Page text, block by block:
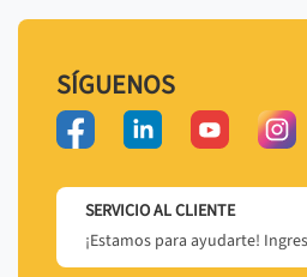
SÍGUENOS
SERVICIO AL CLIENTE
¡Estamos para ayudarte!